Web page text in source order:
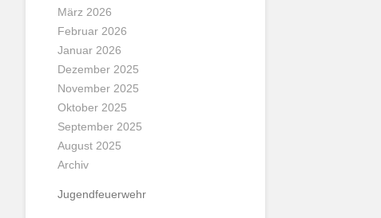
März 2026
Februar 2026
Januar 2026
Dezember 2025
November 2025
Oktober 2025
September 2025
August 2025
Archiv
Jugendfeuerwehr